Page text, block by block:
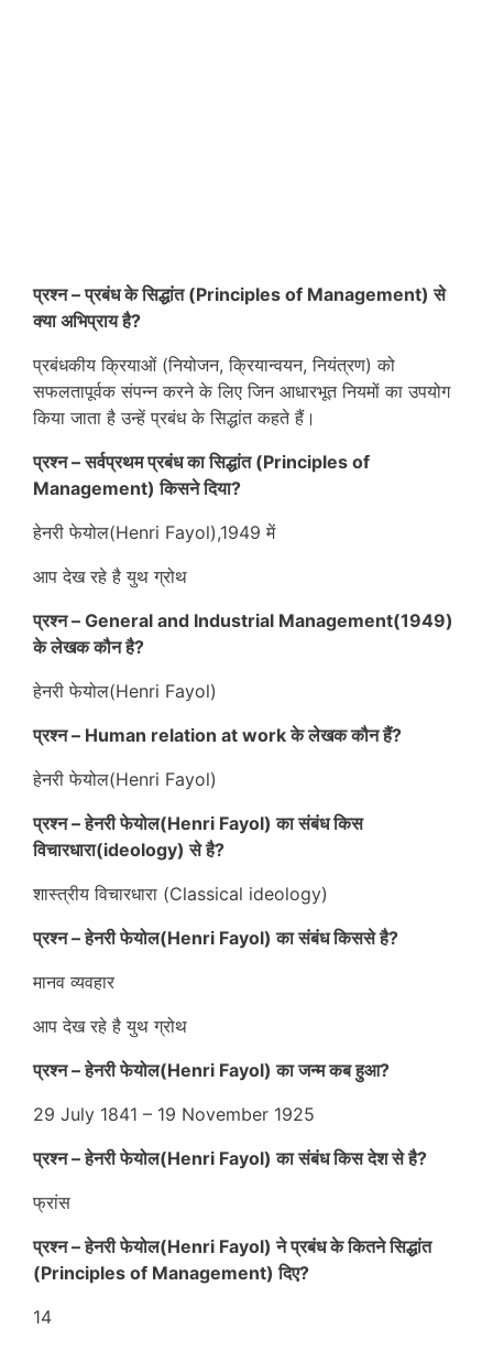
प्रश्न –प्रबंध के सिद्धांत (Principles of Management) से
क्या अभिप्राय है?
प्रबंधकीय क्रियाओं (नियोजन, क्रियान्वयन, नियंत्रण) को
सफलतापूर्वक संपन्न करने के लिए जिन आधारभूत नियमों का उपयोग
किया जाता है उन्हें प्रबंध के सिद्धांत कहते हैं।
प्रश्न – सर्वप्रथमप्रबंध का सिद्धांत (Principles of
Management) किसने दिया?
हेनरी फेयोल(Henri Fayol),1949 में
आप देख रहे है युथ ग्रोथ
प्रश्न – General and Industrial Management(1949)
के लेखक कौन है?
हेनरी फेयोल(Henri Fayol)
प्रश्न – Human relation at work के लेखक कौन हैं?
हेनरी फेयोल(Henri Fayol)
प्रश्न – हेनरी फेयोल(Henri Fayol) का संबंध किस
विचारधारा(ideology) से है?
शास्त्रीय विचारधारा (Classical ideology)
प्रश्न – हेनरी फेयोल(Henri Fayol) का संबंध किससे है?
मानव व्यवहार
आप देख रहे है युथ ग्रोथ
प्रश्न – हेनरी फेयोल(Henri Fayol) का जन्म कब हुआ?
29 July 1841 – 19 November 1925
प्रश्न – हेनरी फेयोल(Henri Fayol) का संबंध किस देश से है?
फ्रांस
प्रश्न – हेनरी फेयोल(Henri Fayol) नेप्रबंध के कितने सिद्धांत
(Principles of Management) दिए?
14